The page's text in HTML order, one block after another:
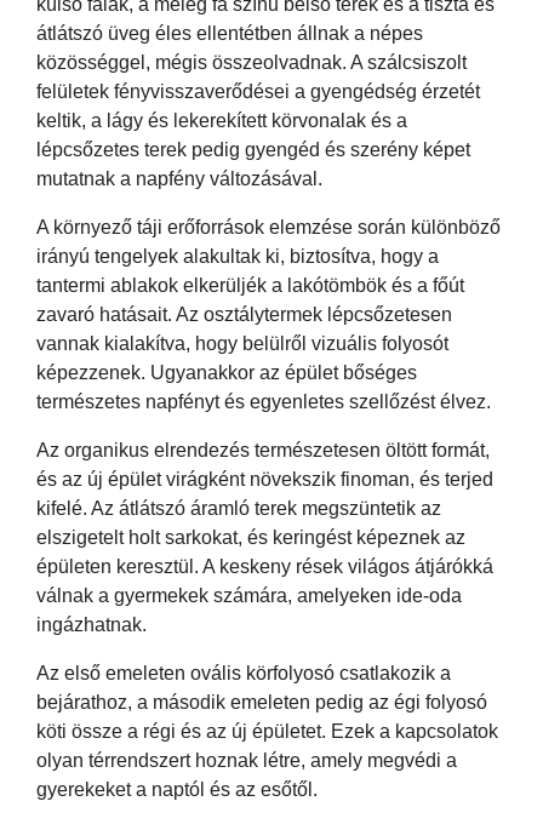
átlátszó üveg éles ellentétben állnak a népes
közösséggel, mégis összeolvadnak. A szálcsiszolt
felületek fényvisszaverődései a gyengédség érzetét
keltik, a lágy és lekerekített körvonalak és a
lépcsőzetes terek pedig gyengéd és szerény képet
mutatnak a napfény változásával.
A környező táji erőforrások elemzése során különböző
irányú tengelyek alakultak ki, biztosítva, hogy a
tantermi ablakok elkerüljék a lakótömbök és a főút
zavaró hatásait. Az osztálytermek lépcsőzetesen
vannak kialakítva, hogy belülről vizuális folyosót
képezzenek. Ugyanakkor az épület bőséges
természetes napfényt és egyenletes szellőzést élvez.
Az organikus elrendezés természetesen öltött formát,
és az új épület virágként növekszik finoman, és terjed
kifelé. Az átlátszó áramló terek megszüntetik az
elszigetelt holt sarkokat, és keringést képeznek az
épületen keresztül. A keskeny rések világos átjárókká
válnak a gyermekek számára, amelyeken ide-oda
ingázhatnak.
Az első emeleten ovális körfolyosó csatlakozik a
bejárathoz, a második emeleten pedig az égi folyosó
köti össze a régi és az új épületet. Ezek a kapcsolatok
olyan térrendszert hoznak létre, amely megvédi a
gyerekeket a naptól és az esőtől.